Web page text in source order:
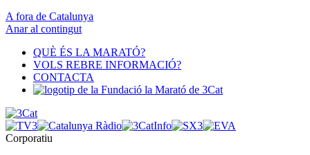
A fora de Catalunya
Anar al contingut
QUÈ ÉS LA MARATÓ?
VOLS REBRE INFORMACIÓ?
CONTACTA
Corporatiu